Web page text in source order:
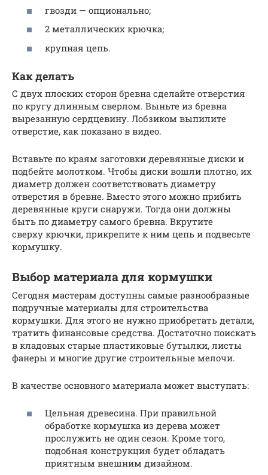
гвозди — опционально;
2 металлических крючка;
крупная цепь.
Как делать
С двух плоских сторон бревна сделайте отверстия
по кругу длинным сверлом. Выньте из бревна
вырезанную сердцевину. Лобзиком выпилите
отверстие, как показано в видео.
Вставьте по краям заготовки деревянные диски и
подбейте молотком. Чтобы диски вошли плотно, их
диаметр должен соответствовать диаметру
отверстия в бревне. Вместо этого можно прибить
деревянные круги снаружи. Тогда они должны
быть по диаметру самого бревна. Вкрутите
сверху крючки, прикрепите к ним цепь и подвесьте
кормушку.
Выбор материала для кормушки
Сегодня мастерам доступны самые разнообразные
подручные материалы для строительства
кормушки. Для этого не нужно приобретать детали,
тратить финансовые средства. Достаточно поискать
в кладовых старые пластиковые бутылки, листы
фанеры и многие другие строительные мелочи.
В качестве основного материала может выступать:
Цельная древесина. При правильной
обработке кормушка из дерева может
прослужить не один сезон. Кроме того,
подобная конструкция будет обладать
приятным внешним дизайном.